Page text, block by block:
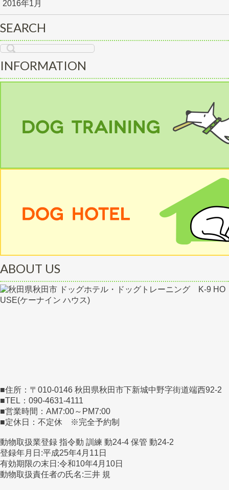
2016年1月
SEARCH
INFORMATION
ABOUT US
■住所：〒010-0146 秋田県秋田市下新城中野字街道端西92-2
■TEL：090-4631-4111
■営業時間：AM7:00～PM7:00
■定休日：不定休 ※完全予約制
動物取扱業登録 指令動 訓練 動24-4 保管 動24-2
登録年月日:平成25年4月11日
有効期限の末日:令和10年4月10日
動物取扱責任者の氏名:三井 規